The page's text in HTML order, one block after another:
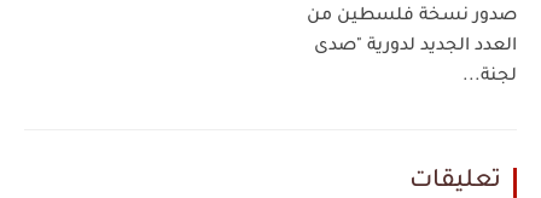
صدور نسخة فلسطين من
العدد الجديد لدورية "صدى
لجنة...
تعليقات